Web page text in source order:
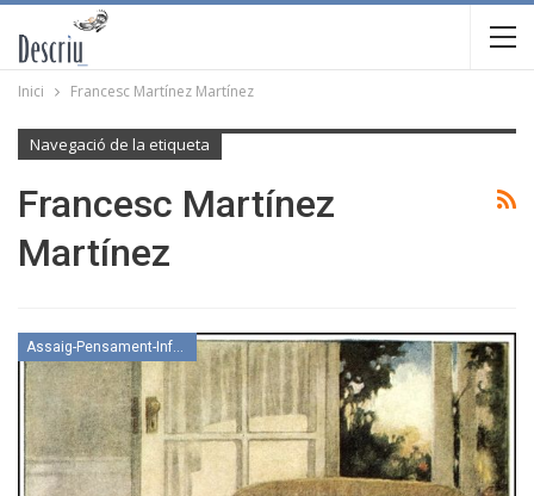
Inici Francesc Martínez Martínez
Navegació de la etiqueta
Francesc Martínez
Martínez
Assaig-Pensament-Informació